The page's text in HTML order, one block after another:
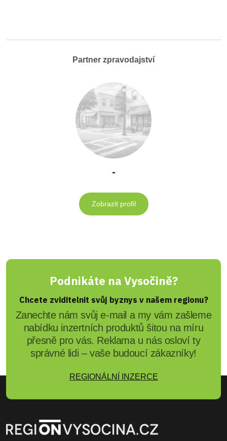
Partner zpravodajství
-
Zobrazit profil
Podnikáte na Vysočině?
Chcete zviditelnit svůj byznys v našem regionu?
Zanechte nám svůj e-mail a my vám zašleme
nabídku inzertních produktů šitou na míru
přesně pro vás. Reklama u nás osloví ty
správné lidi – vaše budoucí zákazníky!
REGIONÁLNÍ INZERCE